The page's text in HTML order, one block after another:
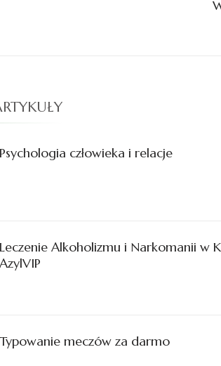
Psychologia człowieka i relacje
Leczenie Alkoholizmu i Narkomanii w
AzylVIP
Typowanie meczów za darmo